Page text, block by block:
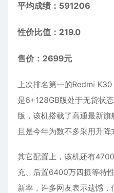
平均成绩：591206
性价比值：219.0
售价：2699元
上次排名第一的Redmi
是6+128GB版处于无货状
版，该机搭载了高通最新
且是今年为数不多采用升降
其它配置上，该机还有
充、后置6400万四摄等特
新率，许多网友表示遗憾